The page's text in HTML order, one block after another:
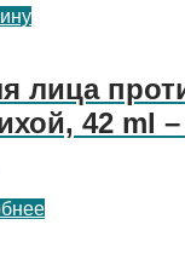
лица
42 ml